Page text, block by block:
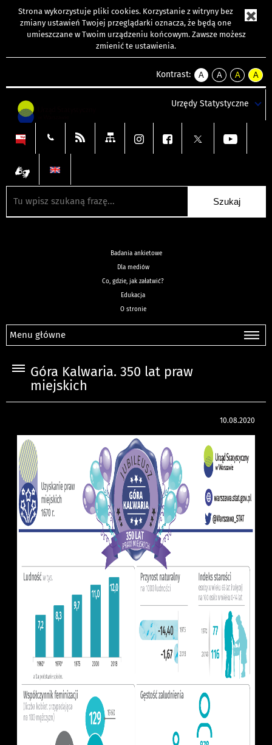
Strona wykorzystuje pliki cookies. Korzystanie z witryny bez
zmiany ustawień Twojej przeglądarki oznacza, że będą one
umieszczane w Twoim urządzeniu końcowym. Zawsze możesz
zmienić te ustawienia.
Kontrast:
A
kontrast
A
kontrast
tekst
czarnym
A
kontrast
tekst
czarnym
A
tekst
żółtym
Urzędy Statystyczne
Badania ankietowe
Dla mediów
Co, gdzie, jak załatwić?
Edukacja
O stronie
Menu główne
Góra Kalwaria. 350 lat praw
miejskich
10.08.2020